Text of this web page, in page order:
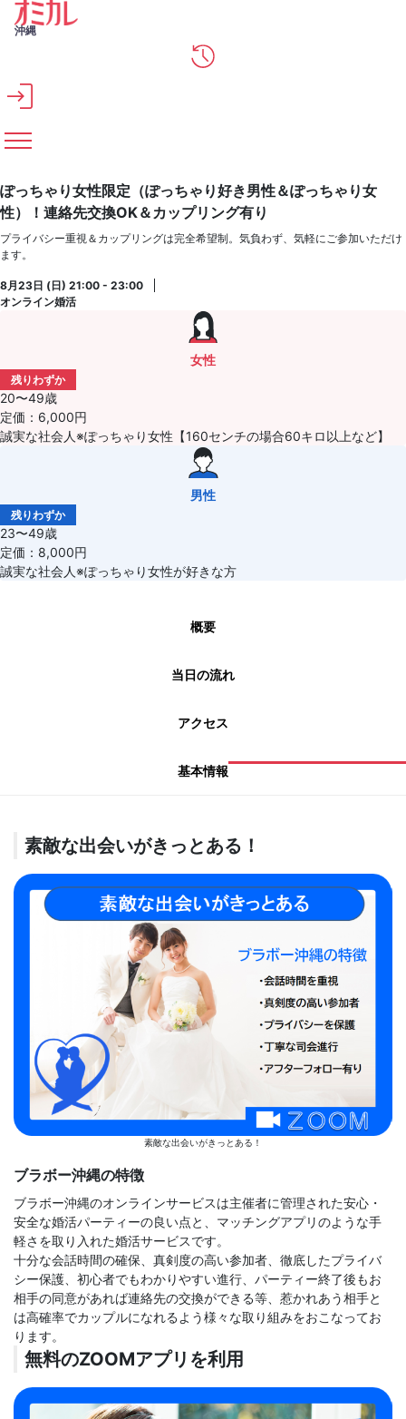
メインコンテンツへスキップ
沖縄
ぽっちゃり女性限定（ぽっちゃり好き男性＆ぽっちゃり女
性）！連絡先交換OK＆カップリング有り
プライバシー重視＆カップリングは完全希望制。気負わず、気軽にご参加いただけ
ます。
8月23日 (日) 21:00 - 23:00
オンライン婚活
女性
残りわずか
20〜49歳
定価：6,000円
誠実な社会人※ぽっちゃり女性【160センチの場合60キロ以上など】
男性
残りわずか
23〜49歳
定価：8,000円
誠実な社会人※ぽっちゃり女性が好きな方
概要
当日の流れ
アクセス
基本情報
素敵な出会いがきっとある！
素敵な出会いがきっとある！
ブラボー沖縄の特徴
ブラボー沖縄のオンラインサービスは主催者に管理された安心・
安全な婚活パーティーの良い点と、マッチングアプリのような手
軽さを取り入れた婚活サービスです。
十分な会話時間の確保、真剣度の高い参加者、徹底したプライバ
シー保護、初心者でもわかりやすい進行、パーティー終了後もお
相手の同意があれば連絡先の交換ができる等、惹かれあう相手と
は高確率でカップルになれるよう様々な取り組みをおこなってお
ります。
無料のZOOMアプリを利用